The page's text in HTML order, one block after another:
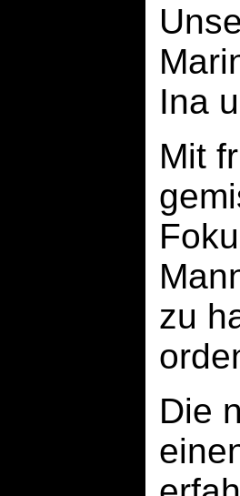
Ina
Mit
zu
Die